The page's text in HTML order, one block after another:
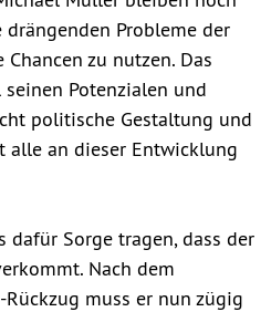
drängenden Probleme der
zu nutzen. Das
Potenzialen und
politische Gestaltung und
alle an dieser Entwicklung
dafür Sorge tragen, dass der
Nach dem
muss er nun zügig